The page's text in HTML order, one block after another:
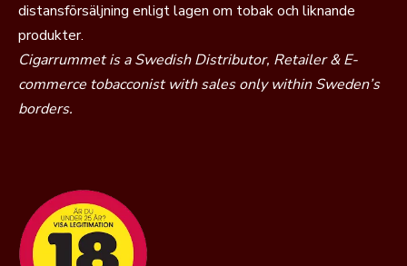
distansförsäljning enligt lagen om tobak och liknande
produkter.
Cigarrummet is a Swedish Distributor, Retailer & E-
commerce tobacconist with sales only within Sweden’s
borders.